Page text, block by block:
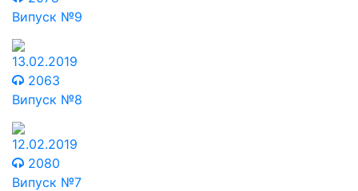
Випуск №9
13.02.2019
2063
Випуск №8
12.02.2019
2080
Випуск №7